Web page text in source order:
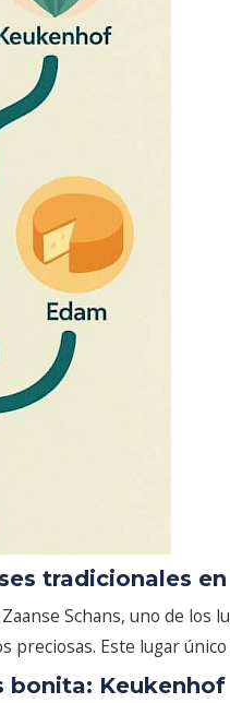
tradicionales en
Schans, uno de los
Este lugar
bonita: Keukenhof